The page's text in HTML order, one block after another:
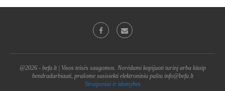
@2026 - befa.lt | Visos teisės saugomos. Norėdami kopijuoti turinį arba kitaip
bendradarbiauti, prašome susisiekti elektroniniu paštu info@befa.lt
Straipsniai ir idomybes